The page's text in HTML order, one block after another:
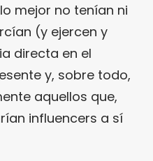
mejor no tenían ni
(y ejercen y
directa en el
y, sobre todo,
aquellos que,
influencers a sí